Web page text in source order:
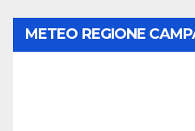
METEO REGIONE